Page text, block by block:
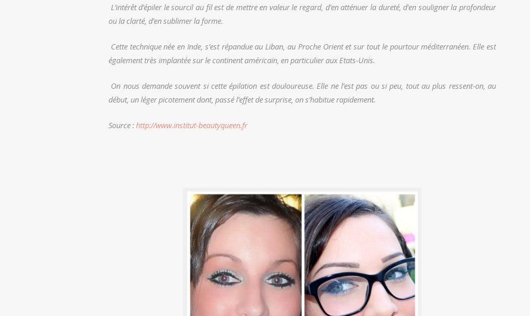
L’intérêt d’épiler le sourcil au fil est de mettre en valeur le regard, d’en atténuer la dureté, d’en souligner la profondeur
ou la clarté, d’en sublimer la forme.
Cette technique née en Inde, s’est répandue au Liban, au Proche Orient et sur tout le pourtour méditerranéen. Elle est
également très implantée sur le continent américain, en particulier aux Etats-Unis.
On nous demande souvent si cette épilation est douloureuse. Elle ne l’est pas ou si peu, tout au plus ressent-on, au
début, un léger picotement dont, passé l’effet de surprise, on s’habitue rapidement.
Source :http://www.institut-beautyqueen.fr